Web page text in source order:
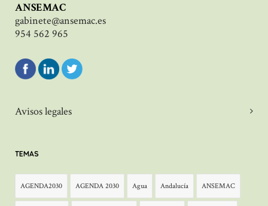
ANSEMAC
gabinete@ansemac.es
954 562 965
Avisos legales
TEMAS
AGENDA2030 AGENDA 2030 Agua Andalucía ANSEMAC